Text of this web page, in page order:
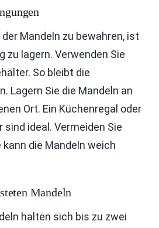
Mandeln zu bewahren, ist
zu lagern. Verwenden Sie
So bleibt die
Lagern Sie die Mandeln an
Ort. Ein Küchenregal oder
ideal. Vermeiden Sie
die Mandeln weich
Mandeln
halten sich bis zu zwei